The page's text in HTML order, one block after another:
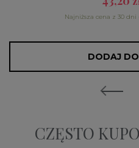
Najniższa cena z 30 dni
DODAJ
CZĘSTO